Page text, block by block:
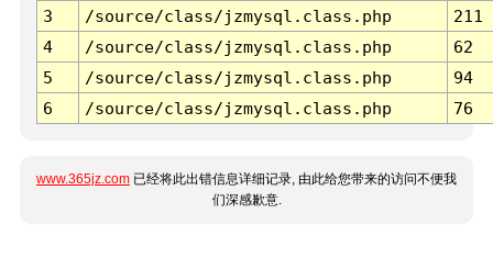
3 /source/class/jzmysql.class.php
211
4
/source/class/jzmysql.class.php
62
5
/source/class/jzmysql.class.php
94
6
/source/class/jzmysql.class.php 76
www.365jz.com 已经将此出错信息详细记录, 由此给您带来的访问不便我
们深感歉意.